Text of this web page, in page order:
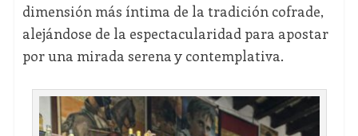
dimensión más íntima de la tradición cofrade,
alejándose de la espectacularidad para apostar
por una mirada serena y contemplativa.